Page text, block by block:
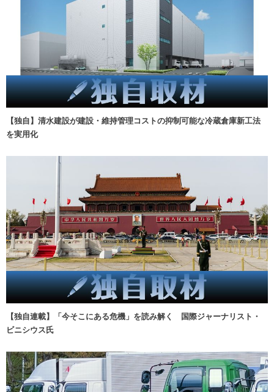
【独自】清水建設が建設・維持管理コストの抑制可能な冷蔵倉庫新工法
を実用化
【独自連載】「今そこにある危機」を読み解く 国際ジャーナリスト・
ビニシウス氏